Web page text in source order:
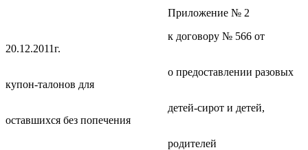
Приложение № 2
к договору № 566 от
20.12.2011г.
о предоставлении разовых
купон-талонов для
детей-сирот и детей,
оставшихся без попечения
родителей